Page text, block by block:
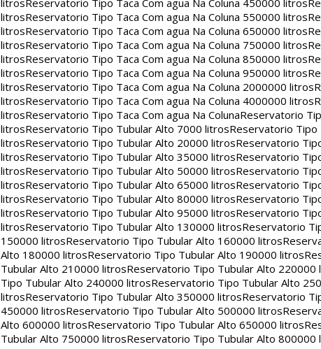
litrosReservatorio Tipo Taca Com agua Na Coluna 450000 litros
litrosReservatorio Tipo Taca Com agua Na Coluna 550000 litros
litrosReservatorio Tipo Taca Com agua Na Coluna 650000 litros
litrosReservatorio Tipo Taca Com agua Na Coluna 750000 litros
litrosReservatorio Tipo Taca Com agua Na Coluna 850000 litros
litrosReservatorio Tipo Taca Com agua Na Coluna 950000 litros
litrosReservatorio Tipo Taca Com agua Na Coluna 2000000 litros
litrosReservatorio Tipo Taca Com agua Na Coluna 4000000 litros
litrosReservatorio Tipo Taca Com agua Na ColunaReservatorio
litrosReservatorio Tipo Tubular Alto 7000 litrosReservatorio
litrosReservatorio Tipo Tubular Alto 20000 litrosReservatorio
litrosReservatorio Tipo Tubular Alto 35000 litrosReservatorio
litrosReservatorio Tipo Tubular Alto 50000 litrosReservatorio
litrosReservatorio Tipo Tubular Alto 65000 litrosReservatorio
litrosReservatorio Tipo Tubular Alto 80000 litrosReservatorio
litrosReservatorio Tipo Tubular Alto 95000 litrosReservatorio
litrosReservatorio Tipo Tubular Alto 130000 litrosReservatorio
150000 litrosReservatorio Tipo Tubular Alto 160000 litros
Alto 180000 litrosReservatorio Tipo Tubular Alto 190000 litros
Tubular Alto 210000 litrosReservatorio Tipo Tubular Alto 220000
Tipo Tubular Alto 240000 litrosReservatorio Tipo Tubular Alto
litrosReservatorio Tipo Tubular Alto 350000 litrosReservatorio
450000 litrosReservatorio Tipo Tubular Alto 500000 litros
Alto 600000 litrosReservatorio Tipo Tubular Alto 650000 litros
Tubular Alto 750000 litrosReservatorio Tipo Tubular Alto 800000